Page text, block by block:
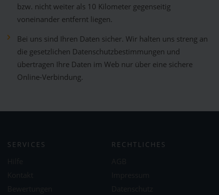
bzw. nicht weiter als 10 Kilometer gegenseitig
voneinander entfernt liegen.
Bei uns sind Ihren Daten sicher. Wir halten uns streng an
die gesetzlichen Datenschutzbestimmungen und
übertragen Ihre Daten im Web nur über eine sichere
Online-Verbindung.
SERVICES RECHTLICHES